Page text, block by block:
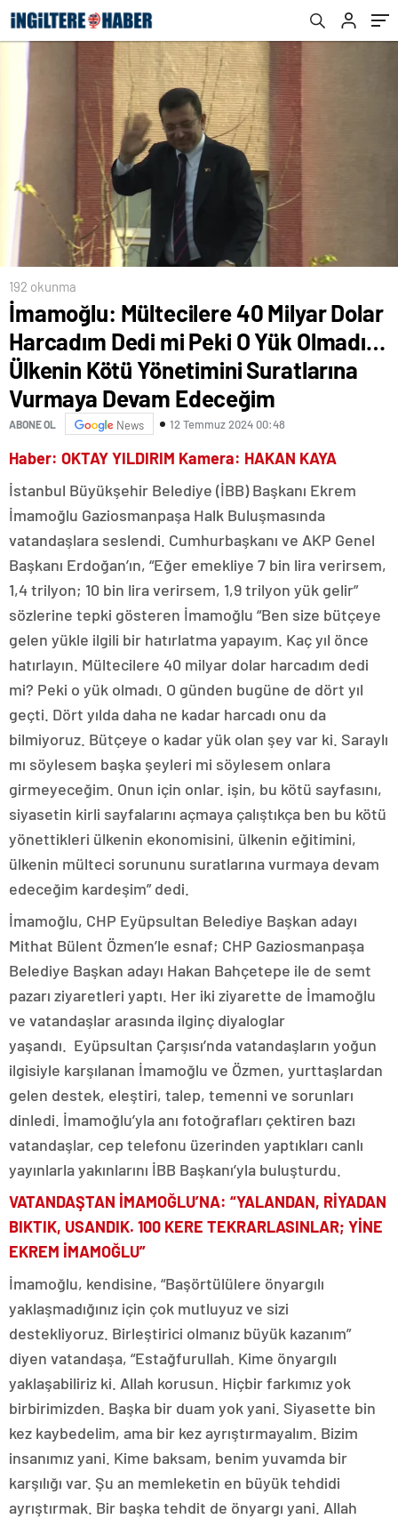
Ülkenin Kötü Yönetimini Suratlarına
Vurmaya Devam Edeceğim
192 okunma
İmamoğlu: Mültecilere 40 Milyar Dolar
Harcadım Dedi mi Peki O Yük Olmadı…
Ülkenin Kötü Yönetimini Suratlarına
Vurmaya Devam Edeceğim
ABONE OL News 12 Temmuz 2024 00:48
Haber: OKTAY YILDIRIM Kamera: HAKAN KAYA
İstanbul Büyükşehir Belediye (İBB) Başkanı Ekrem
İmamoğlu Gaziosmanpaşa Halk Buluşmasında
vatandaşlara seslendi. Cumhurbaşkanı ve AKP Genel
Başkanı Erdoğan’ın, “Eğer emekliye 7 bin lira verirsem,
1,4 trilyon; 10 bin lira verirsem, 1,9 trilyon yük gelir”
sözlerine tepki gösteren İmamoğlu “Ben size bütçeye
gelen yükle ilgili bir hatırlatma yapayım. Kaç yıl önce
hatırlayın. Mültecilere 40 milyar dolar harcadım dedi
mi? Peki o yük olmadı. O günden bugüne de dört yıl
geçti. Dört yılda daha ne kadar harcadı onu da
bilmiyoruz. Bütçeye o kadar yük olan şey var ki. Saraylı
mı söylesem başka şeyleri mi söylesem onlara
girmeyeceğim. Onun için onlar. işin, bu kötü sayfasını,
siyasetin kirli sayfalarını açmaya çalıştıkça ben bu kötü
yönettikleri ülkenin ekonomisini, ülkenin eğitimini,
ülkenin mülteci sorununu suratlarına vurmaya devam
edeceğim kardeşim” dedi.
İmamoğlu, CHP Eyüpsultan Belediye Başkan adayı
Mithat Bülent Özmen’le esnaf; CHP Gaziosmanpaşa
Belediye Başkan adayı Hakan Bahçetepe ile de semt
pazarı ziyaretleri yaptı. Her iki ziyarette de İmamoğlu
ve vatandaşlar arasında ilginç diyaloglar
yaşandı. Eyüpsultan Çarşısı’nda vatandaşların yoğun
ilgisiyle karşılanan İmamoğlu ve Özmen, yurttaşlardan
gelen destek, eleştiri, talep, temenni ve sorunları
dinledi. İmamoğlu’yla anı fotoğrafları çektiren bazı
vatandaşlar, cep telefonu üzerinden yaptıkları canlı
yayınlarla yakınlarını İBB Başkanı’yla buluşturdu.
VATANDAŞTAN İMAMOĞLU’NA: “YALANDAN, RİYADAN
BIKTIK, USANDIK. 100 KERE TEKRARLASINLAR; YİNE
EKREM İMAMOĞLU”
İmamoğlu, kendisine, “Başörtülülere önyargılı
yaklaşmadığınız için çok mutluyuz ve sizi
destekliyoruz. Birleştirici olmanız büyük kazanım”
diyen vatandaşa, “Estağfurullah. Kime önyargılı
yaklaşabiliriz ki. Allah korusun. Hiçbir farkımız yok
birbirimizden. Başka bir duam yok yani. Siyasette bin
kez kaybedelim, ama bir kez ayrıştırmayalım. Bizim
insanımız yani. Kime baksam, benim yuvamda bir
karşılığı var. Şu an memleketin en büyük tehdidi
ayrıştırmak. Bir başka tehdit de önyargı yani. Allah